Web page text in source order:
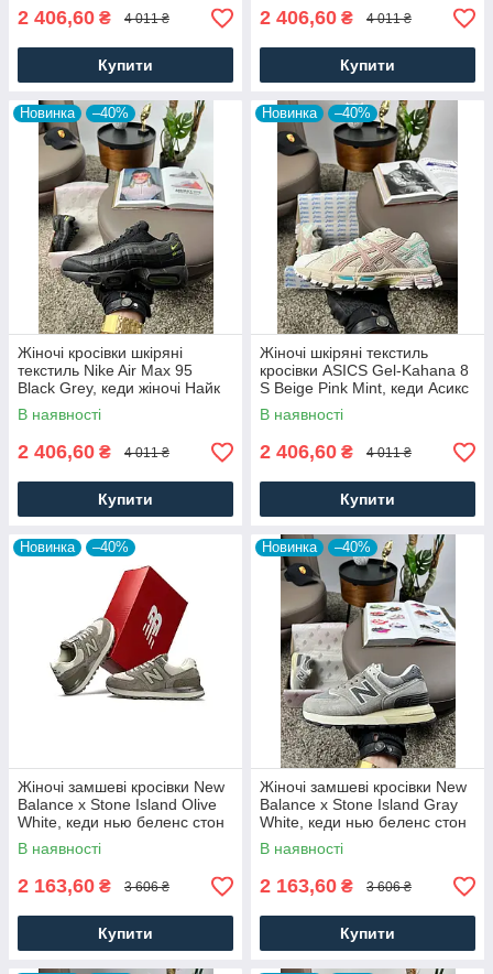
2 406,60 ₴ 4 011 ₴
Купити
2 406,60 ₴ 4 011 ₴
Купити
Новинка –40%
Жіночі кросівки шкіряні
текстиль Nike Air Max 95
Black Grey, кеди жіночі Найк
чорні. Жіноче взуття
В наявності
2 406,60 ₴ 4 011 ₴
Купити
Новинка –40%
Жіночі шкіряні текстиль
кросівки ASICS Gel-Kahana 8
S Beige Pink Mint, кеди Асикс
бежеві. Жіноче взуття
В наявності
2 406,60 ₴ 4 011 ₴
Купити
Новинка –40%
Жіночі замшеві кросівки New
Balance x Stone Island Olive
White, кеди нью беленс стон
айленд. Жіноче взуття
В наявності
2 163,60 ₴ 3 606 ₴
Купити
Новинка –40%
Жіночі замшеві кросівки New
Balance x Stone Island Gray
White, кеди нью беленс стон
айленд. Жіноче взуття
В наявності
2 163,60 ₴ 3 606 ₴
Купити